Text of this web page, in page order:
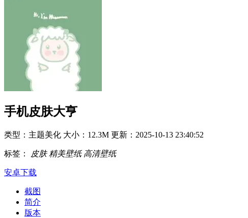
手机皮肤大亨
类型：主题美化 大小：12.3M 更新：2025-10-13 23:40:52
标签： 皮肤 精美壁纸 高清壁纸
安卓下载
截图
简介
版本